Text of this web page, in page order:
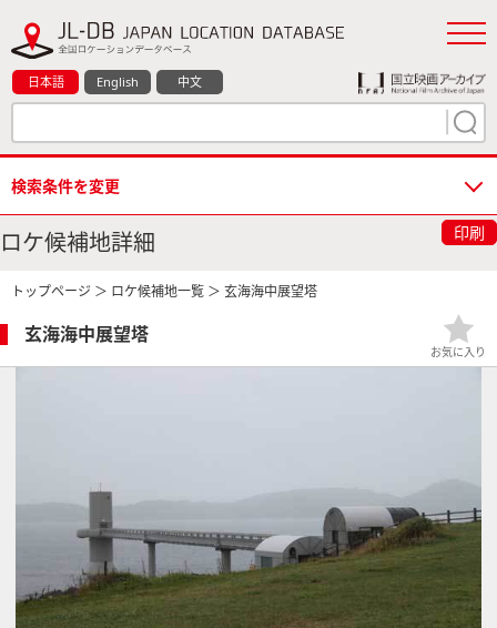
日本語 English 中文
検索条件を変更
ロケ候補地詳細 印刷
トップページ ＞ ロケ候補地一覧 ＞ 玄海海中展望塔
玄海海中展望塔
お気に入り